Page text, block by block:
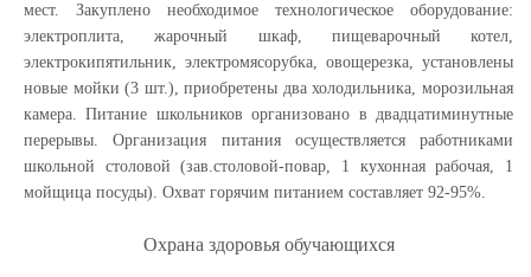
мест. Закуплено необходимое технологическое оборудование:
электроплита, жарочный шкаф, пищеварочный котел,
электрокипятильник, электромясорубка, овощерезка, установлены
новые мойки (3 шт.), приобретены два холодильника, морозильная
камера. Питание школьников организовано в двадцатиминутные
перерывы. Организация питания осуществляется работниками
школьной столовой (зав.столовой-повар, 1 кухонная рабочая, 1
мойщица посуды). Охват горячим питанием составляет 92-95%.
Охрана здоровья обучающихся